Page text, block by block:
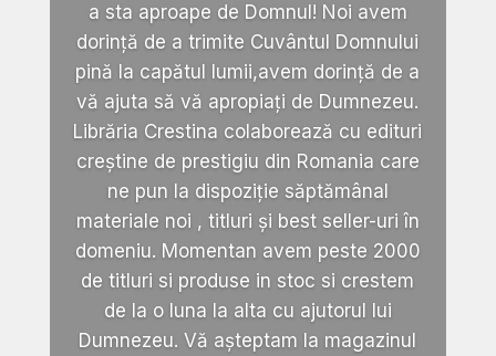
a sta aproape de Domnul! Noi avem
dorință de a trimite Cuvântul Domnului
pină la capătul lumii,avem dorință de a
vă ajuta să vă apropiați de Dumnezeu.
Librăria Crestina colaborează cu edituri
creștine de prestigiu din Romania care
ne pun la dispoziție săptămânal
materiale noi , titluri și best seller-uri în
domeniu. Momentan avem peste 2000
de titluri si produse in stoc si crestem
de la o luna la alta cu ajutorul lui
Dumnezeu. Vă așteptam la magazinul